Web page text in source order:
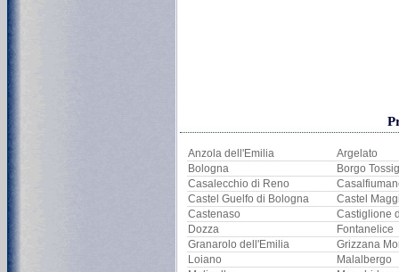
Anzola dell'Emilia
Argelato
Bologna
Borgo
Casalecchio di Reno
Castel Guelfo di Bologna
Castel
Castenaso
Castiglione
Dozza
Fontanelice
Granarolo dell'Emilia
Grizzana
Loiano
Malalbergo